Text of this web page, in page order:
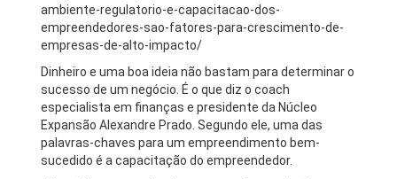
ambiente-regulatorio-e-capacitacao-dos-
empreendedores-sao-fatores-para-crescimento-de-
empresas-de-alto-impacto/
Dinheiro e uma boa ideia não bastam para determinar o
sucesso de um negócio. É o que diz o coach
especialista em finanças e presidente da Núcleo
Expansão Alexandre Prado. Segundo ele, uma das
palavras-chaves para um empreendimento bem-
sucedido é a capacitação do empreendedor.